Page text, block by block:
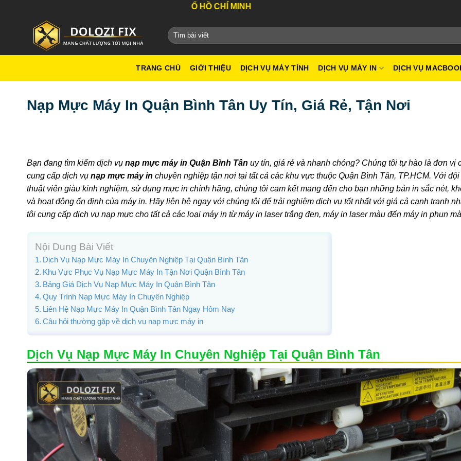
DỊCH VỤ TỐT NHẤT THÀNH PHỐ HỒ CHÍ MINH
TRANG CHỦ GIỚI THIỆU DỊCH VỤ MÁY TÍNH DỊCH VỤ MÁY IN DỊCH VỤ
Nạp Mực Máy In Quận Bình Tân Uy Tín, Giá Rẻ, Tận Nơi
Bạn đang tìm kiếm dịch vụ nạp mực máy in Quận Bình Tân uy tín, giá rẻ và nhanh chóng? Chúng tôi tự hào là đơn vị
cung cấp dịch vụ nạp mực máy in chuyên nghiệp tận nơi tại tất cả các khu vực thuộc Quận Bình Tân, TP.HCM. Với
thuật viên giàu kinh nghiệm, sử dụng mực in chính hãng, chúng tôi cam kết mang đến cho bạn những bản in sắc nét,
và hoạt động ổn định của máy in. Hãy liên hệ ngay với chúng tôi để trải nghiệm dịch vụ tốt nhất với giá cả cạnh tranh
tôi cung cấp dịch vụ nạp mực cho tất cả các loại máy in từ máy in laser trắng đen, máy in laser màu đến máy in phun
Nội Dung Bài Viết
Dịch Vụ Nạp Mực Máy In Chuyên Nghiệp Tại Quận Bình Tân
Khu Vực Phục Vụ Nạp Mực Máy In Tận Nơi Quận Bình Tân
Bảng Giá Dịch Vụ Nạp Mực Máy In Quận Bình Tân
Quy Trình Nạp Mực Máy In Chuyên Nghiệp
Liên Hệ Nạp Mực Máy In Quận Bình Tân Ngay Hôm Nay
Câu hỏi thường gặp về dịch vụ nạp mực máy in
Dịch Vụ Nạp Mực Máy In Chuyên Nghiệp Tại Quận Bình Tân